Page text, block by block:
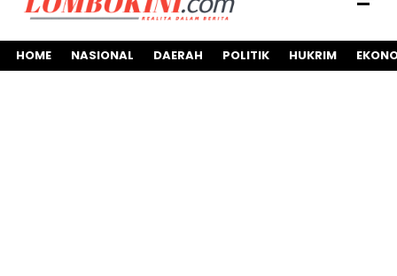
HOME NASIONAL DAERAH POLITIK HUKRIM